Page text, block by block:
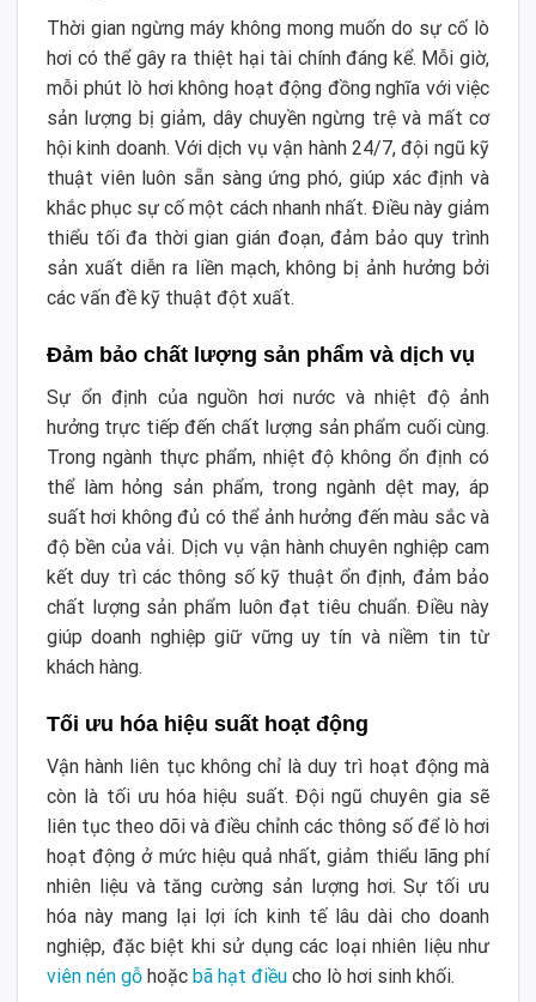
Thời gian ngừng máy không mong muốn do sự cố lò
hơi có thể gây ra thiệt hại tài chính đáng kể. Mỗi giờ,
mỗi phút lò hơi không hoạt động đồng nghĩa với việc
sản lượng bị giảm, dây chuyền ngừng trệ và mất cơ
hội kinh doanh. Với dịch vụ vận hành 24/7, đội ngũ kỹ
thuật viên luôn sẵn sàng ứng phó, giúp xác định và
khắc phục sự cố một cách nhanh nhất. Điều này giảm
thiểu tối đa thời gian gián đoạn, đảm bảo quy trình
sản xuất diễn ra liền mạch, không bị ảnh hưởng bởi
các vấn đề kỹ thuật đột xuất.
Đảm bảo chất lượng sản phẩm và dịch vụ
Sự ổn định của nguồn hơi nước và nhiệt độ ảnh
hưởng trực tiếp đến chất lượng sản phẩm cuối cùng.
Trong ngành thực phẩm, nhiệt độ không ổn định có
thể làm hỏng sản phẩm, trong ngành dệt may, áp
suất hơi không đủ có thể ảnh hưởng đến màu sắc và
độ bền của vải. Dịch vụ vận hành chuyên nghiệp cam
kết duy trì các thông số kỹ thuật ổn định, đảm bảo
chất lượng sản phẩm luôn đạt tiêu chuẩn. Điều này
giúp doanh nghiệp giữ vững uy tín và niềm tin từ
khách hàng.
Tối ưu hóa hiệu suất hoạt động
Vận hành liên tục không chỉ là duy trì hoạt động mà
còn là tối ưu hóa hiệu suất. Đội ngũ chuyên gia sẽ
liên tục theo dõi và điều chỉnh các thông số để lò hơi
hoạt động ở mức hiệu quả nhất, giảm thiểu lãng phí
nhiên liệu và tăng cường sản lượng hơi. Sự tối ưu
hóa này mang lại lợi ích kinh tế lâu dài cho doanh
nghiệp, đặc biệt khi sử dụng các loại nhiên liệu như
viên nén gỗ hoặc bã hạt điều cho lò hơi sinh khối.